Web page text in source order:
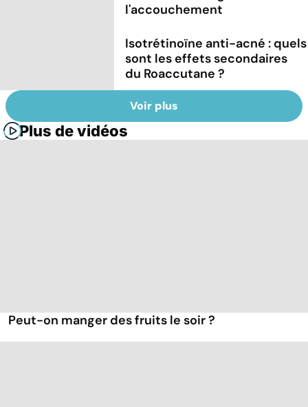
l'accouchement
Isotrétinoïne anti-acné : quels
sont les effets secondaires
du Roaccutane ?
Voir plus
Plus de vidéos
Peut-on manger des fruits le soir ?